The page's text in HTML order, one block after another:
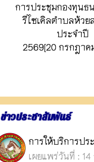
การประชุมกองทุนธ
รีไซเคิลตำบลห้วย
ประจำปี
2569[20 กรกฎาค
ข่าวประชาสัมพันธ์
การให้บริการป
เผยแพร่วันที่ :